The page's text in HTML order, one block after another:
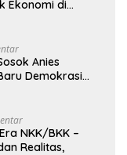
Ekonomi di
Anies
Demokrasi
NKK/BKK –
Realitas,